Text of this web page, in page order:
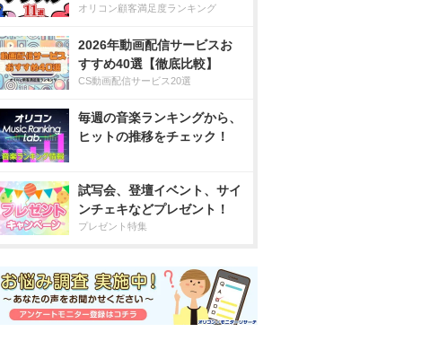
オリコン顧客満足度ランキング
2026年動画配信サービスお
すすめ40選【徹底比較】
CS動画配信サービス20選
毎週の音楽ランキングから、
ヒットの推移をチェック！
試写会、登壇イベント、サイ
ンチェキなどプレゼント！
プレゼント特集